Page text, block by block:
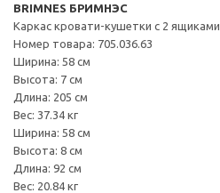
BRIMNES БРИМНЭС
Каркас кровати-кушетки с 2 ящиками
Номер товара: 705.036.63
Ширина: 58 см
Высота: 7 см
Длина: 205 см
Вес: 37.34 кг
Ширина: 58 см
Высота: 8 см
Длина: 92 см
Вес: 20.84 кг